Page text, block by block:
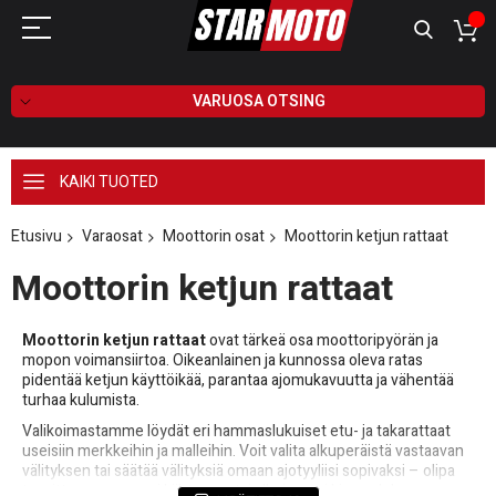
VARUOSA OTSING
KAIKI TUOTED
Etusivu Varaosat Moottorin osat Moottorin ketjun rattaat
Moottorin ketjun rattaat
Moottorin ketjun rattaatovat tärkeä osa moottoripyörän ja
mopon voimansiirtoa. Oikeanlainen ja kunnossa oleva ratas
pidentää ketjun käyttöikää, parantaa ajomukavuutta ja vähentää
turhaa kulumista.
Valikoimastamme löydät eri hammaslukuiset etu- ja takarattaat
useisiin merkkeihin ja malleihin. Voit valita alkuperäistä vastaavan
välityksen tai säätää välityksiä omaan ajotyyliisi sopivaksi – olipa
tavoitteena parempi kiihtyvyys tai alhaisempi kierrosluku